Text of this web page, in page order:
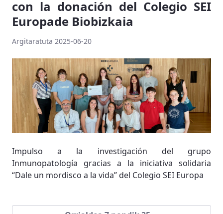
con la donación del Colegio SEI
Europade Biobizkaia
Argitaratuta 2025-06-20
Impulso a la investigación del grupo
Inmunopatología gracias a la iniciativa solidaria
“Dale un mordisco a la vida” del Colegio SEI Europa